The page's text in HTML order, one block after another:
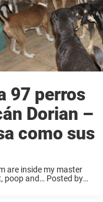
97 perros
Dorian –
como sus
are inside my master
poop and… Posted by